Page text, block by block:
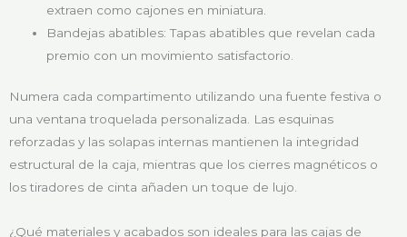
extraen como cajones en miniatura.
Bandejas abatibles: Tapas abatibles que revelan cada
premio con un movimiento satisfactorio.
Numera cada compartimento utilizando una fuente festiva o
una ventana troquelada personalizada. Las esquinas
reforzadas y las solapas internas mantienen la integridad
estructural de la caja, mientras que los cierres magnéticos o
los tiradores de cinta añaden un toque de lujo.
¿Qué materiales y acabados son ideales para las cajas de